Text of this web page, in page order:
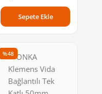
Sepete Ekle
%48